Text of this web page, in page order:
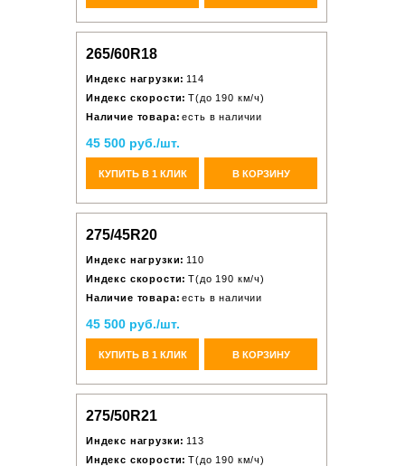
265/60R18
Индекс нагрузки: 114
Индекс скорости: T(до 190 км/ч)
Наличие товара: есть в наличии
45 500 руб./шт.
КУПИТЬ В 1 КЛИК В КОРЗИНУ
275/45R20
Индекс нагрузки: 110
Индекс скорости: T(до 190 км/ч)
Наличие товара: есть в наличии
45 500 руб./шт.
КУПИТЬ В 1 КЛИК В КОРЗИНУ
275/50R21
Индекс нагрузки: 113
Индекс скорости: T(до 190 км/ч)